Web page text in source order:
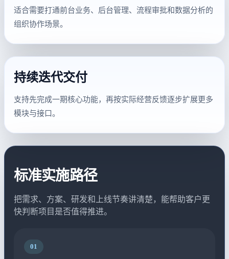
适合需要打通前台业务、后台管理、流程审批和数据分析的
组织协作场景。
持续迭代交付
支持先完成一期核心功能，再按实际经营反馈逐步扩展更多
模块与接口。
标准实施路径
把需求、方案、研发和上线节奏讲清楚，能帮助客户更
快判断项目是否值得推进。
01